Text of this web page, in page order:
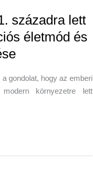
századra lett
életmód és
gondolat, hogy az emberi
környezetre lett